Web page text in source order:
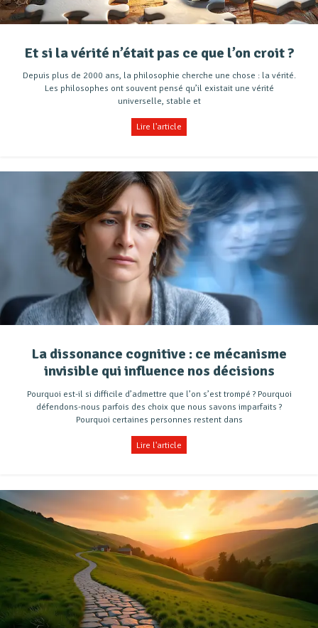
Et si la vérité n’était pas ce que l’on croit ?
Depuis plus de 2000 ans, la philosophie cherche une chose : la vérité.
Les philosophes ont souvent pensé qu’il existait une vérité
universelle, stable et
Lire l'article
La dissonance cognitive : ce mécanisme
invisible qui influence nos décisions
Pourquoi est-il si difficile d’admettre que l’on s’est trompé ? Pourquoi
défendons-nous parfois des choix que nous savons imparfaits ?
Pourquoi certaines personnes restent dans
Lire l'article